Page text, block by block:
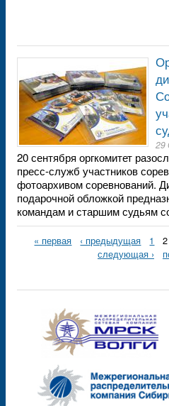
29
20 сентября оргкомитет
пресс-служб участников
фотоархивом соревнований.
подарочной обложкой
командам и старшим судьям
« первая ‹ предыдущая 1 2
следующая ›